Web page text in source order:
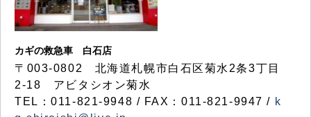
カギの救急車 白石店
〒003-0802 北海道札幌市白石区菊水2条3丁目
2-18 アビタシオン菊水
TEL：011-821-9948 / FAX：011-821-9947 / k